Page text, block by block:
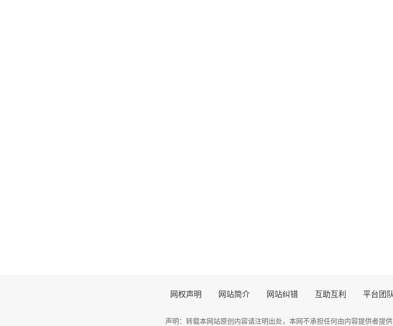
网权声明 网站简介 网站纠错 互助互利 平台团队
声明：转载本网站原创内容请注明出处， 本网不承担任何由内容提供者提